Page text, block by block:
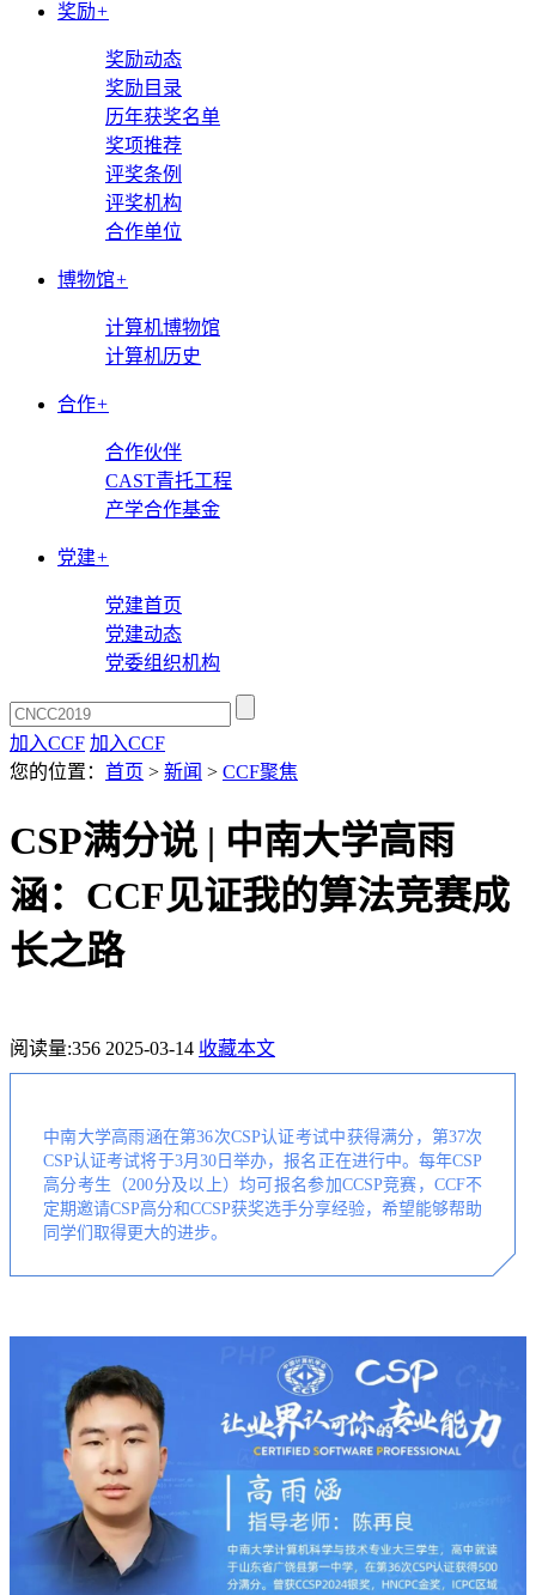
奖励+
奖励动态
奖励目录
历年获奖名单
奖项推荐
评奖条例
评奖机构
合作单位
博物馆+
计算机博物馆
计算机历史
合作+
合作伙伴
CAST青托工程
产学合作基金
党建+
党建首页
党建动态
党委组织机构
加入CCF 加入CCF
您的位置： 首页 > 新闻 > CCF聚焦
CSP满分说 | 中南大学高雨
涵：CCF见证我的算法竞赛成
长之路
阅读量:356 2025-03-14 收藏本文
中南大学高雨涵在第36次CSP认证考试中获得满分，第37次
CSP认证考试将于3月30日举办，报名正在进行中。每年CSP
高分考生（200分及以上）均可报名参加CCSP竞赛，CCF不
定期邀请CSP高分和CCSP获奖选手分享经验，希望能够帮助
同学们取得更大的进步。